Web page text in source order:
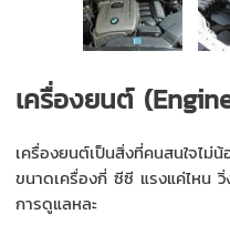
เครื่องยนต์
เครื่องยนต์เป็นสิ่งที่คนสนใจไม่
ขนาดเครื่องกี่ ซีซี แรงแค่ไหน
การดูแลหละ